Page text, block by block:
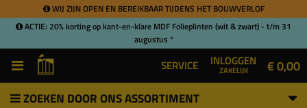
WIJ ZIJN OPEN EN BEREIKBAAR TIJDENS HET BOUWVERLOF
ACTIE: 20% korting op kant-en-klare MDF Folieplinten (wit & zwart) - t/m 31
augustus *
SERVICE INLOGGEN
ZAKELIJK € 0,00
ZOEKEN DOOR ONS ASSORTIMENT